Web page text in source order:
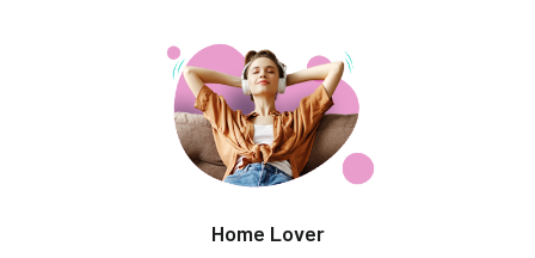
Home Lover